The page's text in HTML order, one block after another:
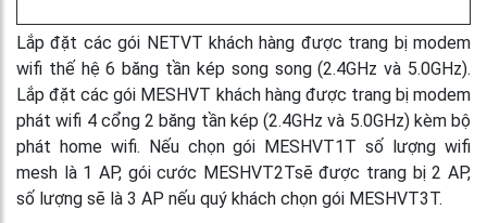
Lắp đặt các gói NETVT khách hàng được trang bị modem
wifi thế hệ 6 băng tần kép song song (2.4GHz và 5.0GHz).
Lắp đặt các gói MESHVT khách hàng được trang bị modem
phát wifi 4 cổng 2 băng tần kép (2.4GHz và 5.0GHz) kèm bộ
phát home wifi. Nếu chọn gói MESHVT1T số lượng wifi
mesh là 1 AP, gói cước MESHVT2Tsẽ được trang bị 2 AP,
số lượng sẽ là 3 AP nếu quý khách chọn gói MESHVT3T.